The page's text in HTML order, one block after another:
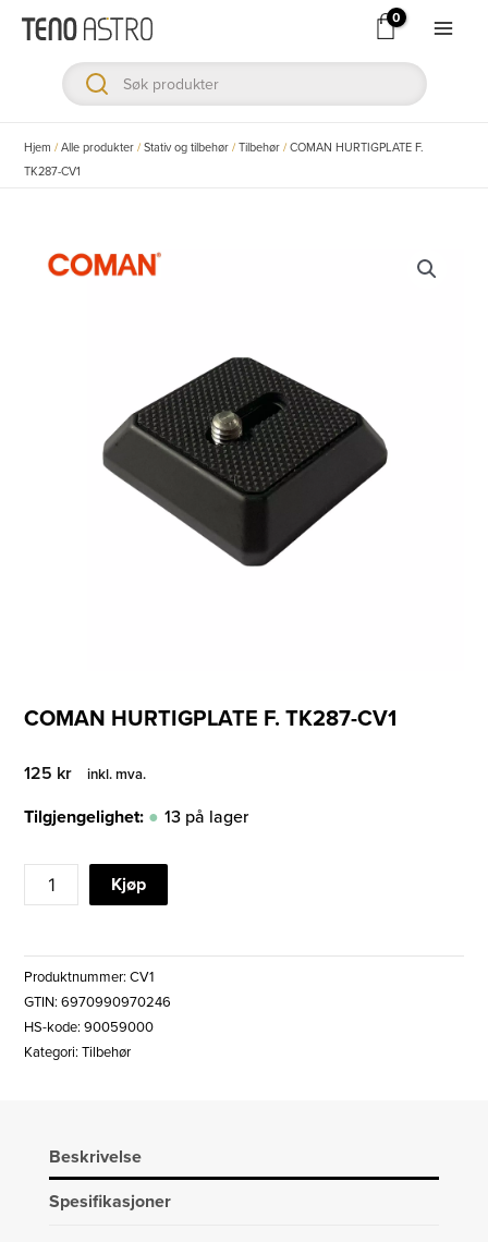
Hopp
innholdet
Hjem /Alle produkter /Stativ og tilbehør /Tilbehør /COMAN HURTIGPLATE F.
TK287-CV1
COMAN HURTIGPLATE F. TK287-CV1
125 kr inkl. mva.
Tilgjengelighet: 13 på lager
COMAN
HURTIGPLATE
TK287-
CV1
antall
Kjøp
Produktnummer:CV1
GTIN: 6970990970246
HS-kode: 90059000
Kategori:Tilbehør
Beskrivelse
Spesifikasjoner